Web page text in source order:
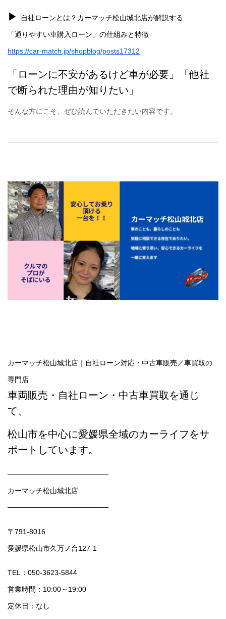
▶︎ 自社ローンとは？カーマッチ松山城北店が解説する
「通りやすい車購入ローン」の仕組みと特徴
https://car-match.jp/shopblog/posts17312
「ローンに不安があるけど車が必要」「他社
で断られた理由が知りたい」
そんな方にこそ、ぜひ読んでいただきたい内容です。
カーマッチ松山城北店｜自社ローン対応・中古車販売／車買取の
専門店
車両販売・自社ローン・中古車買取を通じ
て、
松山市を中心に愛媛県全域のカーライフをサ
ポートしています。
────────────────────
カーマッチ松山城北店
────────────────────
〒791-8016
愛媛県松山市久万ノ台127-1
TEL：050-3623-5844
営業時間：10:00～19:00
定休日：なし